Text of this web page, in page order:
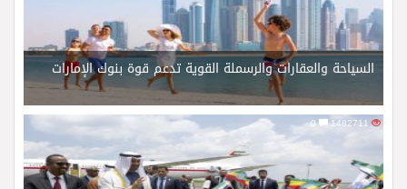
السياحة والعقارات والرسملة القوية تدعم قوة بنوك الإمارات
1482711
0